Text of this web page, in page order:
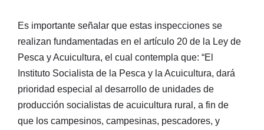
Es importante señalar que estas inspecciones se
realizan fundamentadas en el artículo 20 de la Ley de
Pesca y Acuicultura, el cual contempla que: “El
Instituto Socialista de la Pesca y la Acuicultura, dará
prioridad especial al desarrollo de unidades de
producción socialistas de acuicultura rural, a fin de
que los campesinos, campesinas, pescadores, y